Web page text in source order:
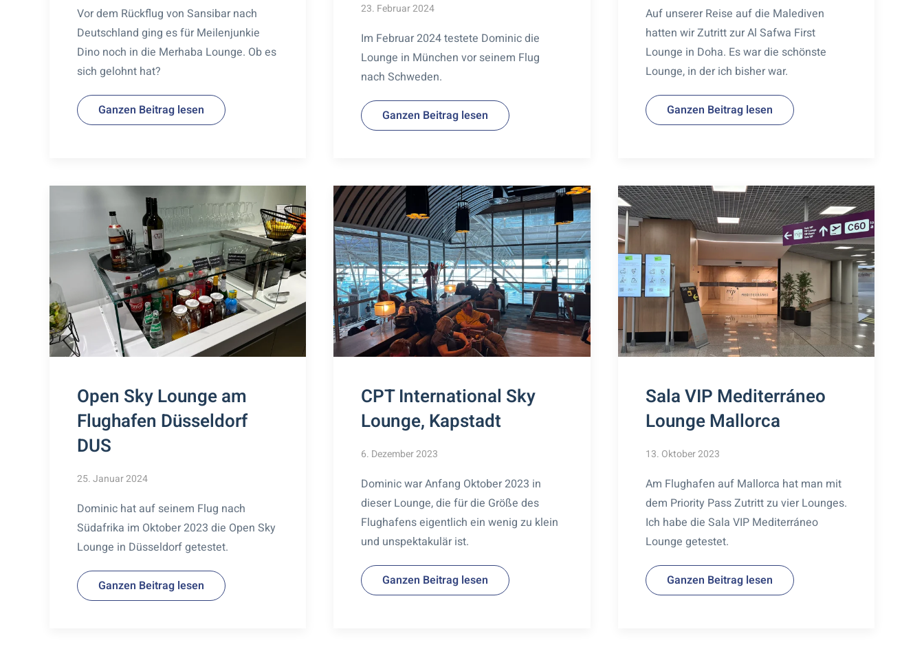
Vor dem Rückflug von Sansibar nach
Deutschland ging es für Meilenjunkie
Dino noch in die Merhaba Lounge. Ob es
sich gelohnt hat?
Ganzen Beitrag lesen
23. Februar 2024
Im Februar 2024 testete Dominic die
Lounge in München vor seinem Flug
nach Schweden.
Ganzen Beitrag lesen
Auf unserer Reise auf die Malediven
hatten wir Zutritt zur Al Safwa First
Lounge in Doha. Es war die schönste
Lounge, in der ich bisher war.
Ganzen Beitrag lesen
Open Sky Lounge am
Flughafen Düsseldorf
DUS
25. Januar 2024
Dominic hat auf seinem Flug nach
Südafrika im Oktober 2023 die Open Sky
Lounge in Düsseldorf getestet.
Ganzen Beitrag lesen
CPT International Sky
Lounge, Kapstadt
6. Dezember 2023
Dominic war Anfang Oktober 2023 in
dieser Lounge, die für die Größe des
Flughafens eigentlich ein wenig zu klein
und unspektakulär ist.
Ganzen Beitrag lesen
Sala VIP Mediterráneo
Lounge Mallorca
13. Oktober 2023
Am Flughafen auf Mallorca hat man mit
dem Priority Pass Zutritt zu vier Lounges.
Ich habe die Sala VIP Mediterráneo
Lounge getestet.
Ganzen Beitrag lesen